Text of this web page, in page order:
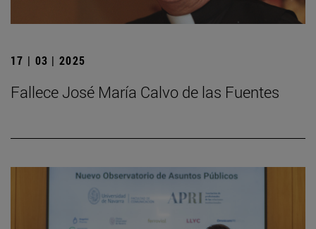
17 | 03 | 2025
Fallece José María Calvo de las Fuentes